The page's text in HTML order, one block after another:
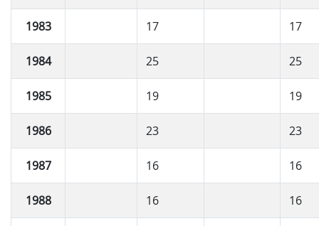
1983 17 17
1984 25 25
1985 19 19
1986 23 23
1987 16 16
1988 16 16